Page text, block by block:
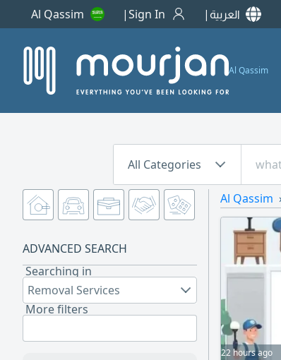
Al Qassim Sign In العربية
Al Qassim
All Categories
ADVANCED SEARCH
Searching in
Removal Services
More filters
Al Qassim
22 hours ago